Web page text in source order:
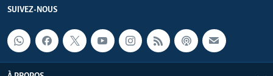
SUIVEZ-NOUS